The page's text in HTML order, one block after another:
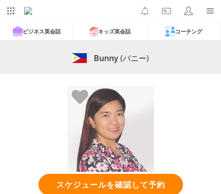
ビジネス英会話 キッズ英会話 コーチング
Bunny(バニー)
スケジュールを確認して予約